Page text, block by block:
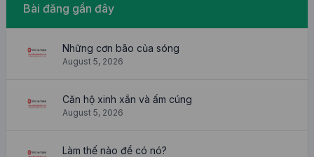
Bài đăng gần đây
Những cơn bão của sóng
August 5, 2026
Căn hộ xinh xắn và ấm cúng
August 5, 2026
Làm thế nào để có nó?